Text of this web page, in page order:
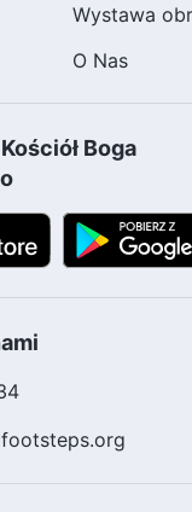
Wystawa
O Nas
Boga